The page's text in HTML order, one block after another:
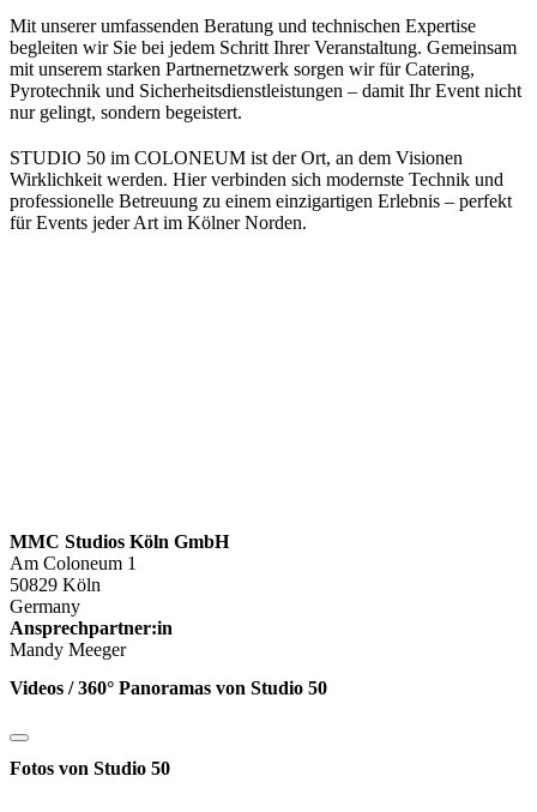
Mit unserer umfassenden Beratung und technischen Expertise
begleiten wir Sie bei jedem Schritt Ihrer Veranstaltung. Gemeinsam
mit unserem starken Partnernetzwerk sorgen wir für Catering,
Pyrotechnik und Sicherheitsdienstleistungen – damit Ihr Event nicht
nur gelingt, sondern begeistert.
STUDIO 50 im COLONEUM ist der Ort, an dem Visionen
Wirklichkeit werden. Hier verbinden sich modernste Technik und
professionelle Betreuung zu einem einzigartigen Erlebnis – perfekt
für Events jeder Art im Kölner Norden.
MMC Studios Köln GmbH
Am Coloneum 1
50829 Köln
Germany
Ansprechpartner:in
Mandy Meeger
Videos / 360° Panoramas von Studio 50
Fotos von Studio 50